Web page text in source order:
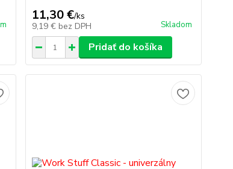
11,30 €/ks
9,19 € bez DPH Skladom
Pridať do košíka